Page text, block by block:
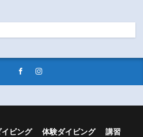
ビング 体験ダイビング 講習